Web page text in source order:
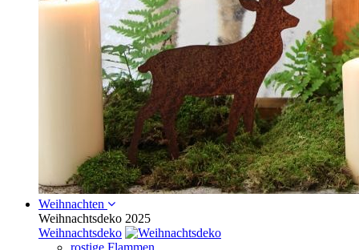
Weihnachten
Weihnachtsdeko 2025
Weihnachtsdeko
rostige Flammen